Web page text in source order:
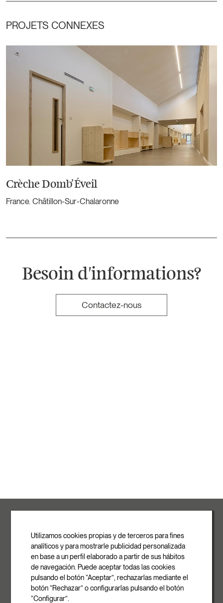
PROJETS CONNEXES
Crèche Domb’Éveil
France. Châtillon-Sur-Chalaronne
Besoin d'informations?
Contactez-nous
Ronda de la Font Grossa, 15 Pol. Ind. La Gavarra
08540 Centelles | Barcelona
E-mail
info@rovasi.com
Téléphone
Utilizamos cookies propias y de terceros para fines
analíticos y para mostrarle publicidad personalizada
en base a un perfil elaborado a partir de sus hábitos
de navegación. Puede aceptar todas las cookies
pulsando el botón “Aceptar”, rechazarlas mediante el
botón “Rechazar” o configurarlas pulsando el botón
“Configurar”.